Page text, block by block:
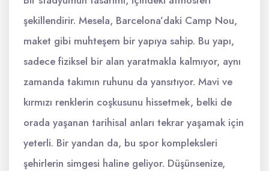
şekillendirir. Mesela, Barcelona’daki Camp Nou,
maket gibi muhteşem bir yapıya sahip. Bu yapı,
sadece fiziksel bir alan yaratmakla kalmıyor, aynı
zamanda takımın ruhunu da yansıtıyor. Mavi ve
kırmızı renklerin coşkusunu hissetmek, belki de
orada yaşanan tarihisal anları tekrar yaşamak için
yeterli. Bir yandan da, bu spor kompleksleri
şehirlerin simgesi haline geliyor. Düşünsenize,